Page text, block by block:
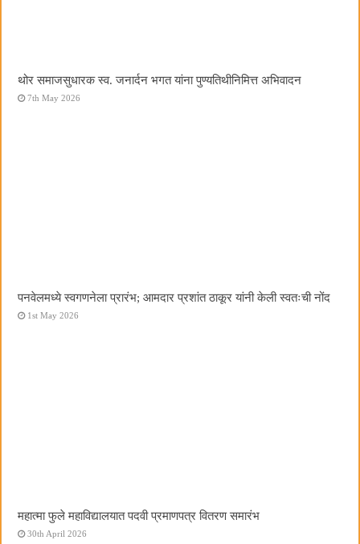
थोर समाजसुधारक स्व. जनार्दन भगत यांना पुण्यतिथीनिमित्त अभिवादन
7th May 2026
पनवेलमध्ये स्वगणनेला प्रारंभ; आमदार प्रशांत ठाकूर यांनी केली स्वतःची नोंद
1st May 2026
महात्मा फुले महाविद्यालयात पदवी प्रमाणपत्र वितरण समारंभ
30th April 2026